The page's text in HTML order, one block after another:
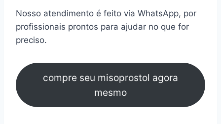
Nosso atendimento é feito via WhatsApp, por
profissionais prontos para ajudar no que for
preciso.
compre seu misoprostol agora
mesmo